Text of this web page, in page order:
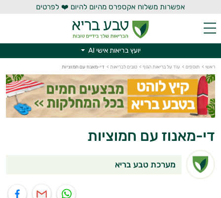
אפשרות משלוח אקספרס מהיום להיום ❤️ לפרטים
יועץ בריאות אישי AI
ראשי > תוספים > עוד על בריאות הגוף > טובים לבריאות > די-מאנוז עם חמוציות
די-מאנוז עם חמוציות
מערכת טבע בריא